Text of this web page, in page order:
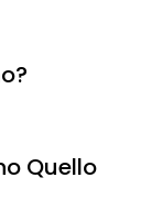
Quello